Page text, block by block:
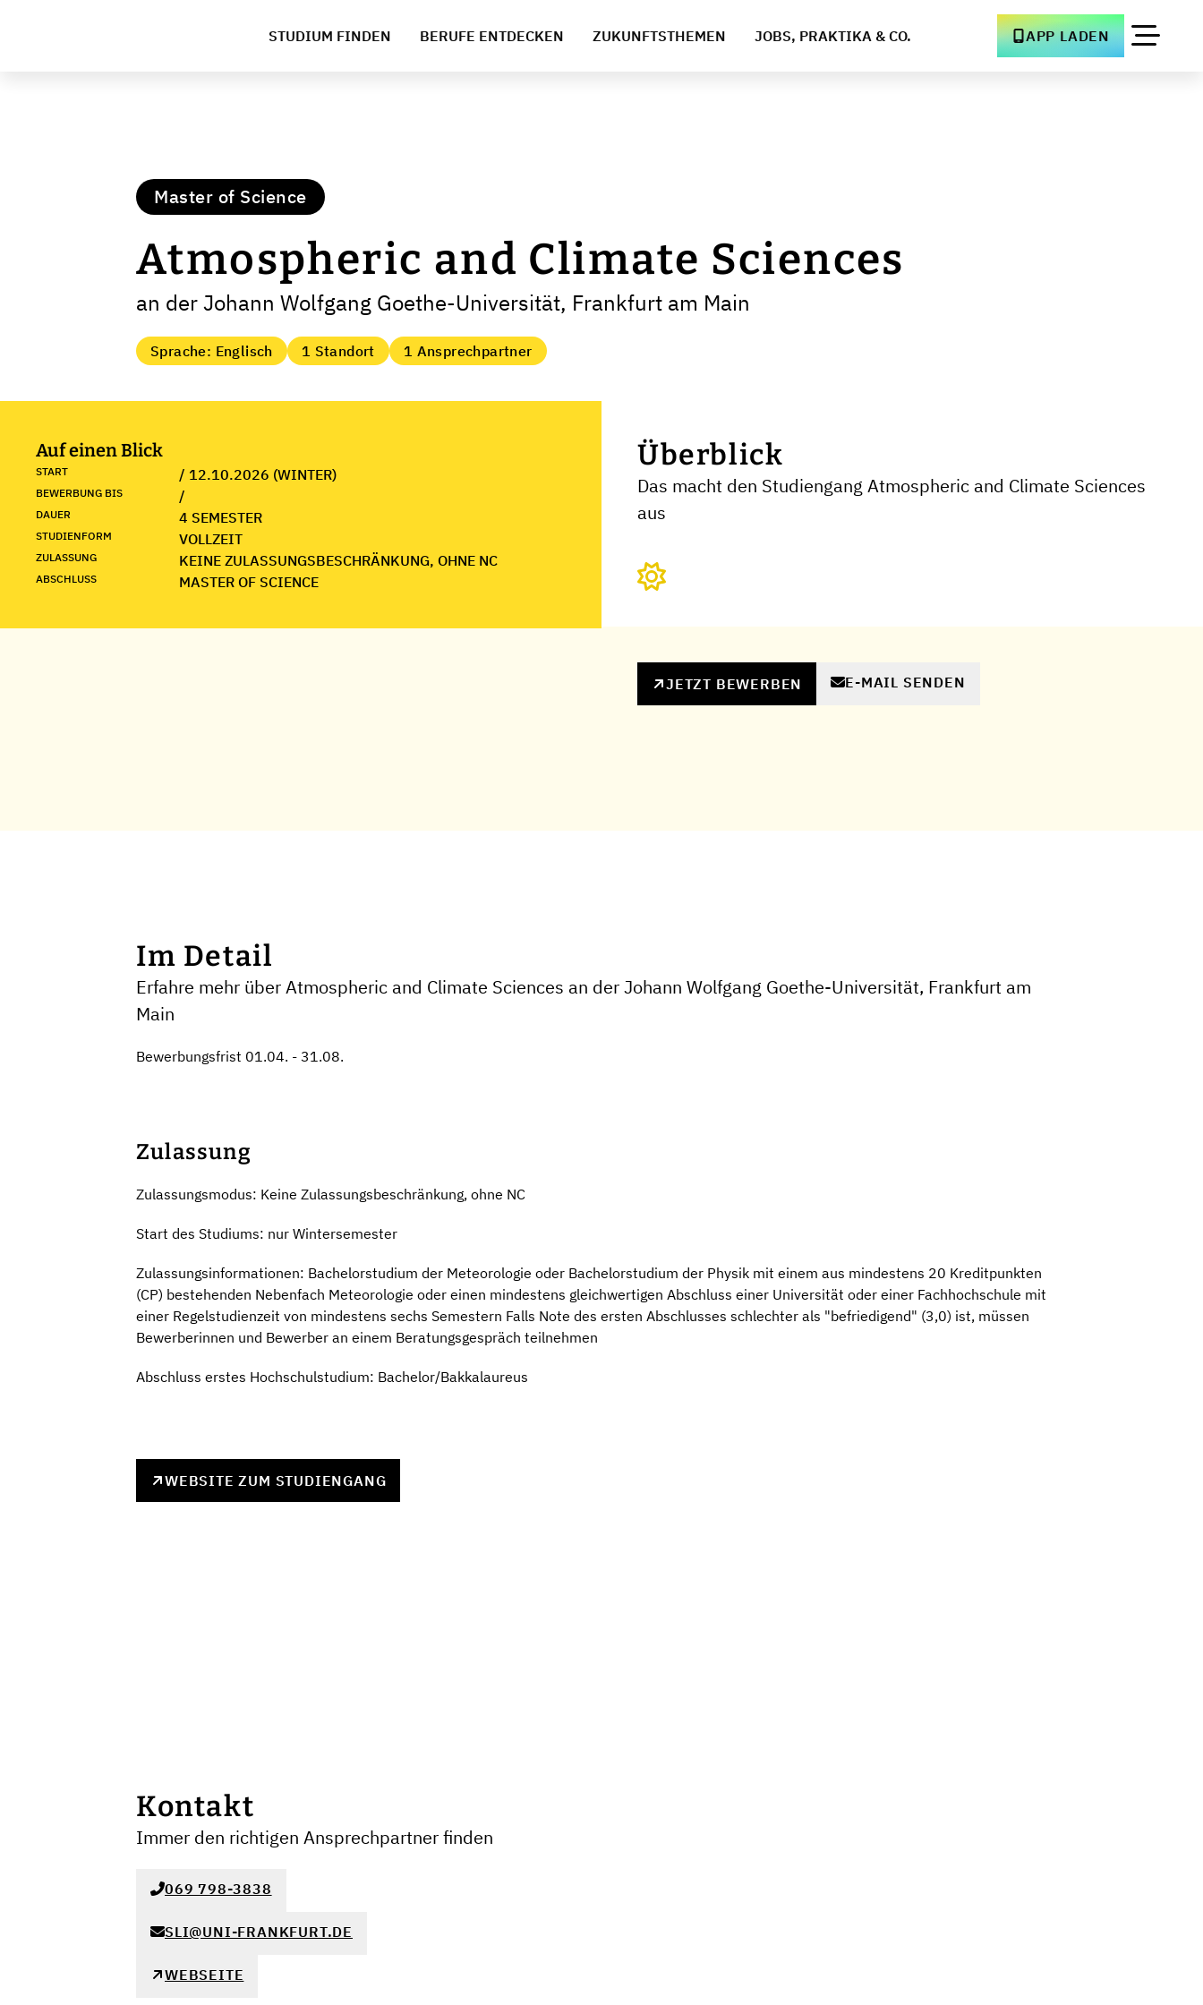
STUDIUM FINDEN BERUFE ENTDECKEN ZUKUNFTSTHEMEN JOBS, PRAKTIKA & CO. APP LADEN
Master of Science
Atmospheric and Climate Sciences
an der Johann Wolfgang Goethe-Universität, Frankfurt am Main
Sprache: Englisch 1 Standort 1 Ansprechpartner
Auf einen Blick
START / 12.10.2026 (WINTER)
BEWERBUNG BIS /
DAUER 4 SEMESTER
STUDIENFORM VOLLZEIT
ZULASSUNG KEINE ZULASSUNGSBESCHRÄNKUNG, OHNE NC
ABSCHLUSS MASTER OF SCIENCE
Überblick
Das macht den Studiengang Atmospheric and Climate Sciences
aus
JETZT BEWERBEN E-MAIL SENDEN
Im Detail
Erfahre mehr über Atmospheric and Climate Sciences an der Johann Wolfgang Goethe-Universität, Frankfurt am
Main
Bewerbungsfrist 01.04. - 31.08.
Zulassung
Zulassungsmodus: Keine Zulassungsbeschränkung, ohne NC
Start des Studiums: nur Wintersemester
Zulassungsinformationen: Bachelorstudium der Meteorologie oder Bachelorstudium der Physik mit einem aus mindestens 20 Kreditpunkten
(CP) bestehenden Nebenfach Meteorologie oder einen mindestens gleichwertigen Abschluss einer Universität oder einer Fachhochschule mit
einer Regelstudienzeit von mindestens sechs Semestern Falls Note des ersten Abschlusses schlechter als "befriedigend" (3,0) ist, müssen
Bewerberinnen und Bewerber an einem Beratungsgespräch teilnehmen
Abschluss erstes Hochschulstudium: Bachelor/Bakkalaureus
WEBSITE ZUM STUDIENGANG
Kontakt
Immer den richtigen Ansprechpartner finden
069 798-3838
SLI@UNI-FRANKFURT.DE
WEBSEITE